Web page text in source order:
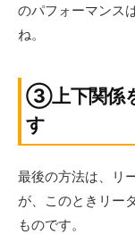
のパフォーマンス
ね。
③上下関係
す
最後の方法は、リ
が、このときリー
ものです。